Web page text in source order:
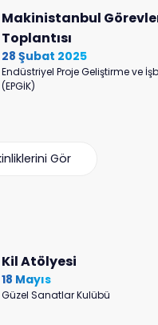
Makinistanbul
Toplantısı
28 Şubat 2025
Endüstriyel Proje Geliştirme ve
(EPGİK)
Gör
Kil Atölyesi
18 Mayıs
Güzel Sanatlar Kulübü